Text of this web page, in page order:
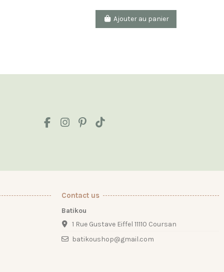
Ajouter au panier
Contact us
Batikou
1 Rue Gustave Eiffel 11110 Coursan
batikoushop@gmail.com